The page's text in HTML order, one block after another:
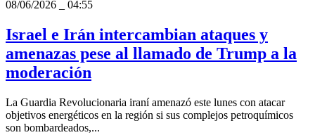
08/06/2026
04:55
Israel e Irán intercambian ataques y
amenazas pese al llamado de Trump a la
moderación
La Guardia Revolucionaria iraní amenazó este lunes con atacar
objetivos energéticos en la región si sus complejos petroquímicos
son bombardeados,...